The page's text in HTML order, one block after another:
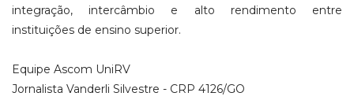
integração, intercâmbio e alto rendimento entre
instituições de ensino superior.
Equipe Ascom UniRV
Jornalista Vanderli Silvestre - CRP 4126/GO